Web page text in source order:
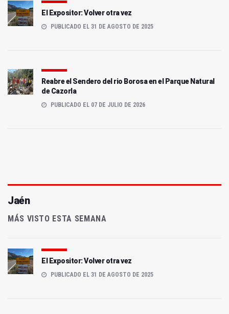
El Expositor: Volver otra vez
PUBLICADO EL 31 DE AGOSTO DE 2025
Reabre el Sendero del rio Borosa en el Parque Natural
de Cazorla
PUBLICADO EL 07 DE JULIO DE 2026
Jaén
MÁS VISTO ESTA SEMANA
El Expositor: Volver otra vez
PUBLICADO EL 31 DE AGOSTO DE 2025